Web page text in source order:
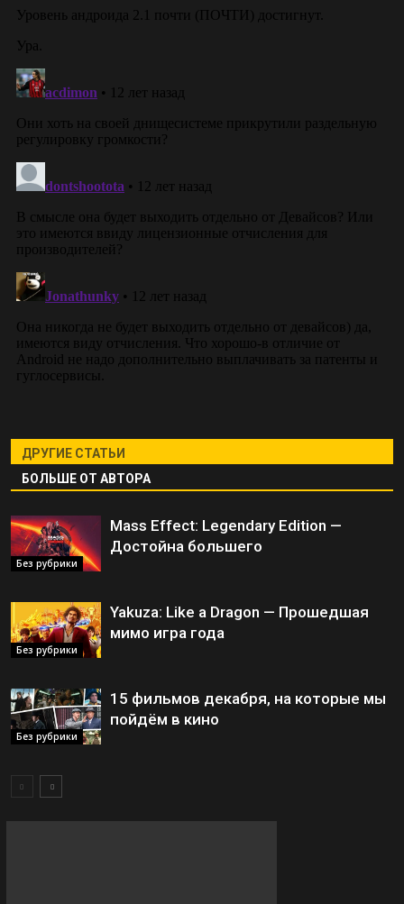
ДРУГИЕ СТАТЬИ
БОЛЬШЕ ОТ АВТОРА
Без рубрики
Mass Effect: Legendary Edition —
Достойна большего
Без рубрики
Yakuza: Like a Dragon — Прошедшая
мимо игра года
Без рубрики
15 фильмов декабря, на которые мы
пойдём в кино